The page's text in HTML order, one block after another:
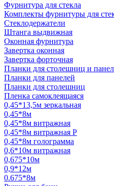
Фурнитура для стекла
Комплекты фурнитуры для
Стеклодержатели
Штанга выдвижная
Оконная фурнитура
Завертка оконная
Завертка форточная
Планки для столешниц и
Планки для панелей
Планки для столешниц
Пленка самоклеящаяся
0,45*13,5м зеркальная
0,45*8м
0,45*8м витражная
0,45*8м витражная Р
0,45*8м голограмма
0,6*10м витражная
0,675*10м
0,9*12м
0.675*8м